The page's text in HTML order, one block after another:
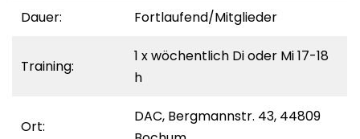
Dauer: Fortlaufend/Mitglieder
Training:
1 x wöchentlich Di oder Mi 17-18
h
Ort:
DAC, Bergmannstr. 43, 44809